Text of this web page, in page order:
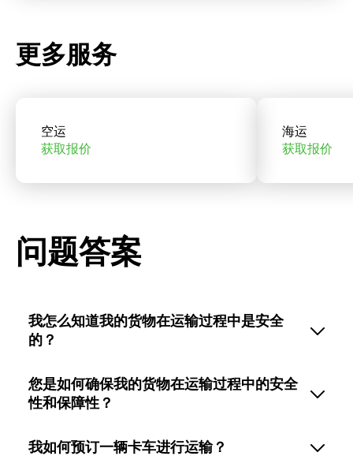
更多服务
空运
获取报价
海运
获取报价
问题答案
我怎么知道我的货物在运输过程中是安全
的？
您是如何确保我的货物在运输过程中的安全
性和保障性？
我如何预订一辆卡车进行运输？